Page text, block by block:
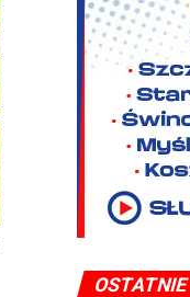
OSTATNIE